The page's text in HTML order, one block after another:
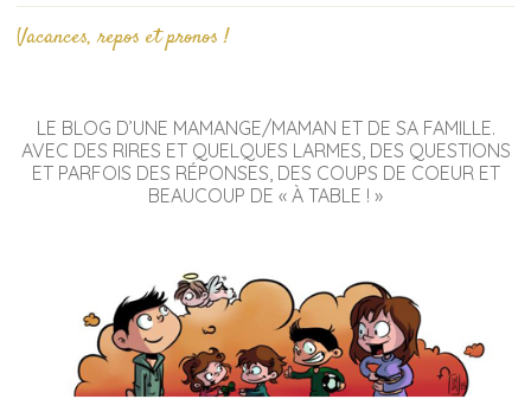
Vacances, repos et pronos !
LE BLOG D’UNE MAMANGE/MAMAN ET DE SA FAMILLE.
AVEC DES RIRES ET QUELQUES LARMES, DES QUESTIONS
ET PARFOIS DES RÉPONSES, DES COUPS DE COEUR ET
BEAUCOUP DE « À TABLE ! »